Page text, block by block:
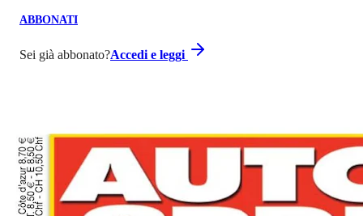
ABBONATI
Sei già abbonato?Accedi e leggi